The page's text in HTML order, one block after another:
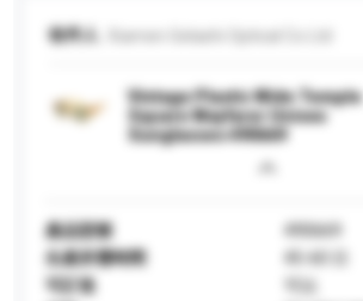
收件人
Vintage Plastic Wide Temple
Square Wayfarer Unisex
Sunglasses 490669
產品型號
490669
生產所需時間
45-60 日
可訂造
可以